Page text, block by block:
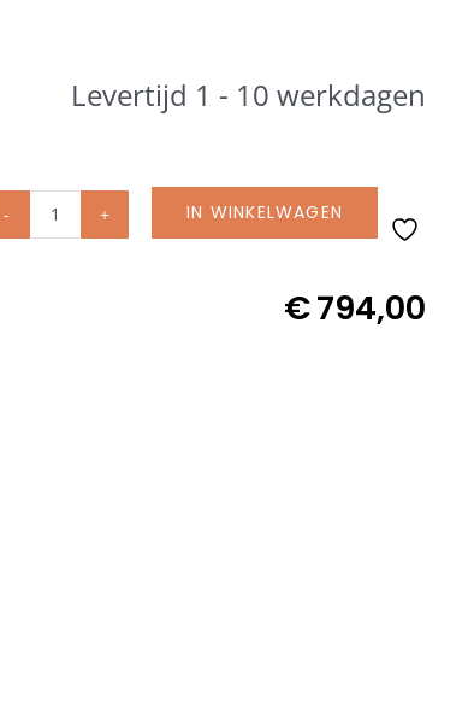
Levertijd 1 - 10 werkdagen
Glatz
IN WINKELWAGEN
€794,00